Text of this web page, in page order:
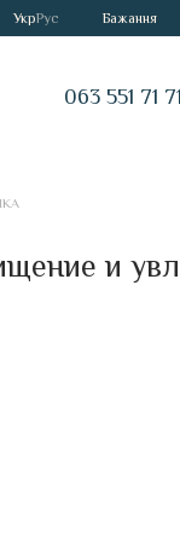
УкрРус Бажання
063 551 71 71
и